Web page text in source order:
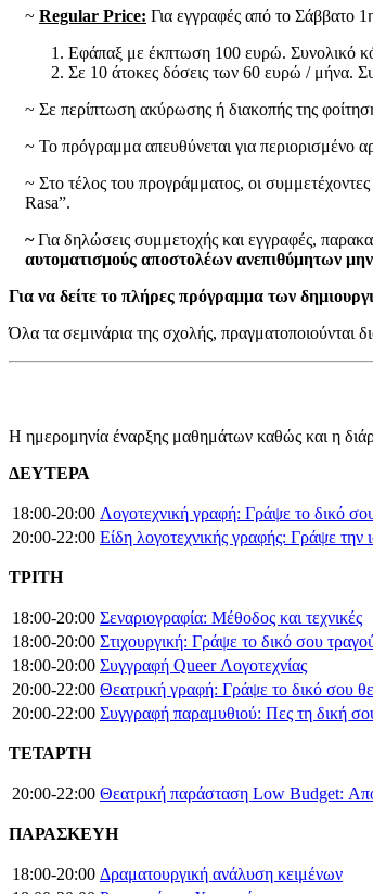
~ Regular Price: Για εγγραφές από το Σάββατο
Εφάπαξ με έκπτωση 100 ευρώ. Συνολικό
Σε 10 άτοκες δόσεις των 60 ευρώ / μήνα.
~ Σε περίπτωση ακύρωσης ή διακοπής της
~ Το πρόγραμμα απευθύνεται για περιορισμένο
~ Στο τέλος του προγράμματος, οι
Rasa”.
~Για δηλώσεις συμμετοχής και εγγραφές,
αυτοματισμούς αποστολέων ανεπιθύμητων
Για να δείτε το πλήρες πρόγραμμα των
Όλα τα σεμινάρια της σχολής,
Η ημερομηνία έναρξης μαθημάτων καθώς και η
ΔΕΥΤΕΡΑ
18:00-20:00 Λογοτεχνική γραφή: Γράψε το δικό
20:00-22:00 Είδη λογοτεχνικής γραφής: Γράψε την
ΤΡΙΤΗ
18:00-20:00 Σεναριογραφία: Μέθοδος και τεχνικές
18:00-20:00 Στιχουργική: Γράψε το δικό σου
18:00-20:00 Συγγραφή Queer Λογοτεχνίας
20:00-22:00 Θεατρική γραφή: Γράψε το δικό σου
20:00-22:00 Συγγραφή παραμυθιού: Πες τη δική
ΤΕΤΑΡΤΗ
20:00-22:00 Θεατρική παράσταση Low Budget:
ΠΑΡΑΣΚΕΥΗ
18:00-20:00 Δραματουργική ανάλυση κειμένων